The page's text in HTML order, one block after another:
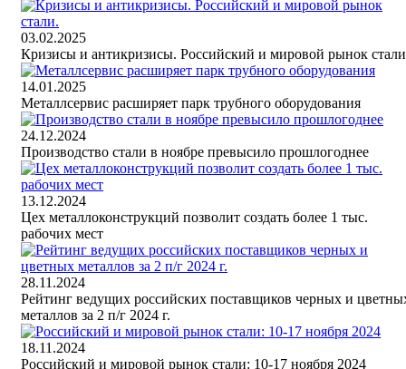
03.02.2025
Кризисы и антикризисы. Российский и мировой рынок
14.01.2025
Металлсервис расширяет парк трубного оборудования
24.12.2024
Производство стали в ноябре превысило прошлогоднее
13.12.2024
Цех металлоконструкций позволит создать более 1 тыс.
рабочих мест
28.11.2024
Рейтинг ведущих российских поставщиков черных и
металлов за 2 п/г 2024 г.
18.11.2024
Российский и мировой рынок стали: 10-17 ноября 2024